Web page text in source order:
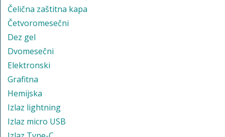
Čelična zaštitna kapa
Četvoromesečni
Dez gel
Dvomesečni
Elektronski
Grafitna
Hemijska
Izlaz lightning
Izlaz micro USB